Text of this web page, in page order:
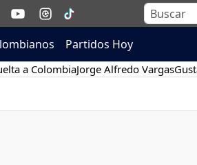
Partidos Hoy
a ColombiaJorge Alfredo Vargas